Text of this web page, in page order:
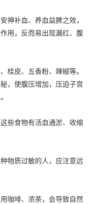
补血、养血益脾之效，
用，反而易出现漏红、腹
皮、五香粉、辣椒等。
，使腹压增加，压迫子宫
些食物有活血通淤、收缩
物质过敏的人，应注意远
咖啡、浓茶，会导致自然